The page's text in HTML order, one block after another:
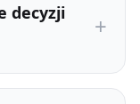
decyzji